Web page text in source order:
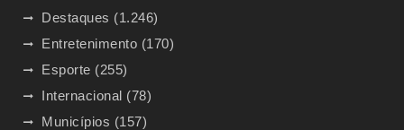
Destaques (1.246)
Entretenimento (170)
Esporte (255)
Internacional (78)
Municípios (157)